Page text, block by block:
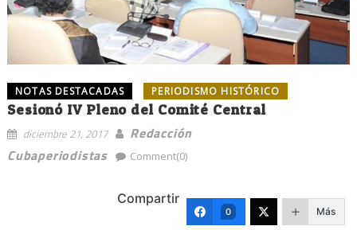
NOTAS DESTACADAS PERIODISMO HISTÓRICO
Sesionó IV Pleno del Comité Central
diciembre 21, 2017
Redacción
Cubaperiodistas
Comment(0)
Compartir
0 Más